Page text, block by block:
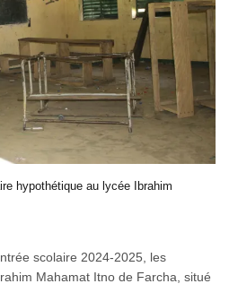
hypothétique au lycée Ibrahim
scolaire 2024-2025, les
Mahamat Itno de Farcha, situé